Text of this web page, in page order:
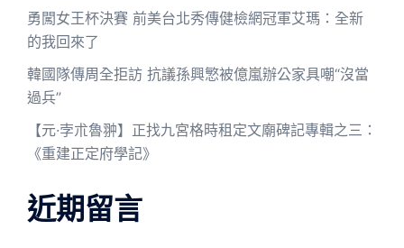
勇闖女王杯決賽 前美台北秀傳健檢網冠軍艾瑪：全新
的我回來了
韓國隊傳周全拒訪 抗議孫興慜被億嵐辦公家具嘲“沒當
過兵”
【元·孛朮魯翀】正找九宮格時租定文廟碑記專輯之三：
《重建正定府學記》
近期留言